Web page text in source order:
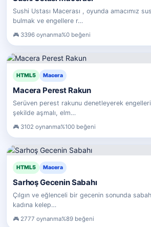
Sushi Ustası Macerası , oyunda amacımız
bulmak ve engellere r…
3396 oynanma%0 beğeni
HTML5 Macera
Macera Perest Rakun
Serüven perest rakunu denetleyerek
şekilde aşmalı, elm…
3102 oynanma%100 beğeni
HTML5 Macera
Sarhoş Gecenin Sabahı
Çılgın ve eğlenceli bir gecenin sonunda
kadına kelep…
2777 oynanma%89 beğeni